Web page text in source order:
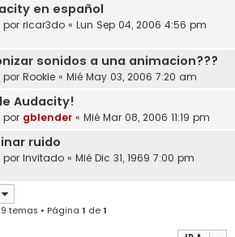
en español
por ricar3do « Lun Sep 04, 2006 4:56 pm
sonidos a una animacion???
por Rookie « Mié May 03, 2006 7:20 am
Audacity!
por gblender « Mié Mar 08, 2006 11:19 pm
ruido
por Invitado « Mié Dic 31, 1969 7:00 pm
9 temas • Página 1 de1